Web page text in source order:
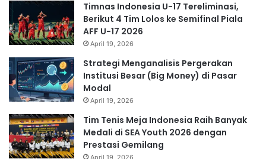
Timnas Indonesia U-17 Tereliminasi,
Berikut 4 Tim Lolos ke Semifinal Piala
AFF U-17 2026
April 19, 2026
Strategi Menganalisis Pergerakan
Institusi Besar (Big Money) di Pasar
Modal
April 19, 2026
Tim Tenis Meja Indonesia Raih Banyak
Medali di SEA Youth 2026 dengan
Prestasi Gemilang